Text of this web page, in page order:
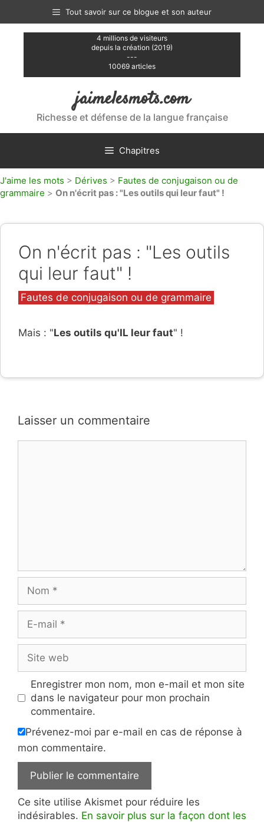
contenu
Tout savoir sur ce blogue et son auteur
4 millions de visiteurs
depuis la création (2019)
---
10069 articles
jaimelesmots.com
Richesse et défense de la langue française
Chapitres
J'aime les mots > Dérives > Fautes de conjugaison ou de
grammaire > On n'écrit pas : "Les outils qui leur faut" !
On n'écrit pas : "Les outils
qui leur faut" !
Catégories
Fautes de conjugaison ou de grammaire
Mais : "Les outils qu'IL leur faut" !
Laisser un commentaire
mail
web
Enregistrer mon nom, mon e-mail et mon site
dans le navigateur pour mon prochain
commentaire.
Prévenez-moi par e-mail en cas de réponse à
mon commentaire.
Ce site utilise Akismet pour réduire les
indésirables. En savoir plus sur la façon dont les